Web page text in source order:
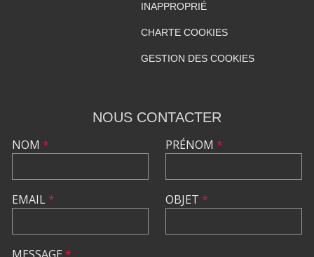
INAPPROPRIÉ
CHARTE COOKIES
GESTION DES COOKIES
NOUS CONTACTER
NOM *
EMAIL*
PRÉNOM *
OBJET *